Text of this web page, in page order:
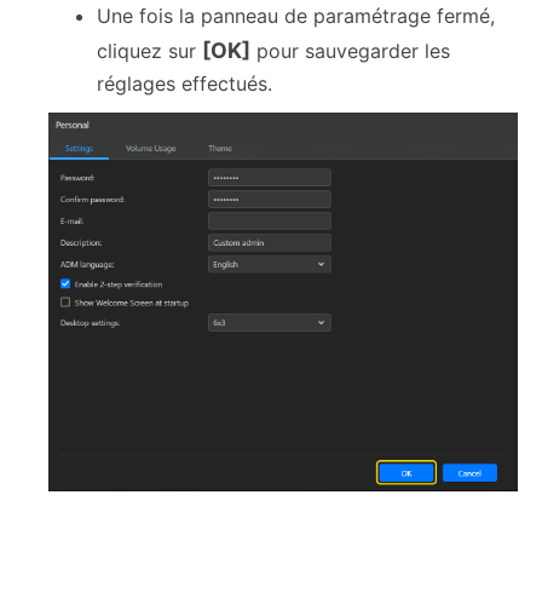
Une fois la panneau de paramétrage fermé,
cliquez sur [OK] pour sauvegarder les
réglages effectués.